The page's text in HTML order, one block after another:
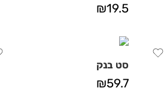
₪19.5
סט בנק
₪59.7